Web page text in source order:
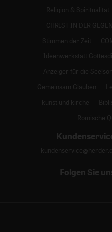
Religion & Spiritualität
CHRIST IN DER
Stimmen der Zeit
Ideenwerkstatt
Anzeiger für die
Gemeinsam Glauben
kunst und kirche
Römische
Folgen Sie